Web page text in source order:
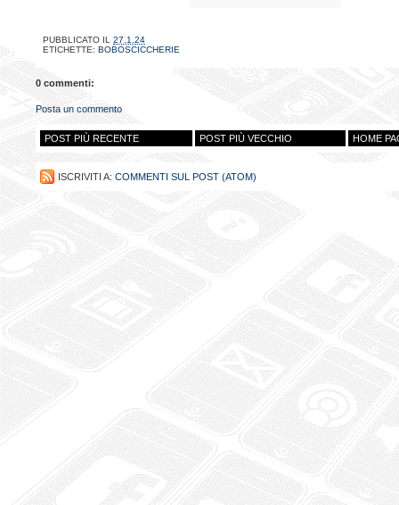
PUBBLICATO IL 27.1.24
ETICHETTE: BOBOSCICCHERIE
0 commenti:
Posta un commento
POST PIÙ RECENTE POST PIÙ VECCHIO HOME
ISCRIVITI A: COMMENTI SUL POST (ATOM)